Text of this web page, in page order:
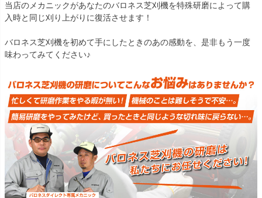
当店のメカニックがあなたのバロネス芝刈機を特殊研磨によって購
入時と同じ刈り上がりに復活させます！
バロネス芝刈機を初めて手にしたときのあの感動を、是非もう一度
味わってみてください♪